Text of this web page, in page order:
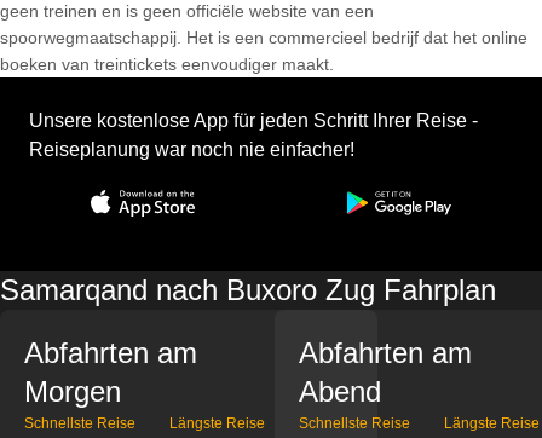
geen treinen en is geen officiële website van een
spoorwegmaatschappij. Het is een commercieel bedrijf dat het online
boeken van treintickets eenvoudiger maakt.
Unsere kostenlose App für jeden Schritt Ihrer Reise -
Reiseplanung war noch nie einfacher!
Samarqand nach Buxoro Zug Fahrplan
Abfahrten am
Morgen
Schnellste Reise Längste Reise
Abfahrten am
Abend
Schnellste Reise Längste Reise